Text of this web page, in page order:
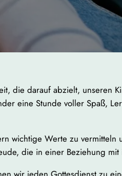
die darauf abzielt, unseren
eine Stunde voller Spaß,
wichtige Werte zu
die in einer Beziehung